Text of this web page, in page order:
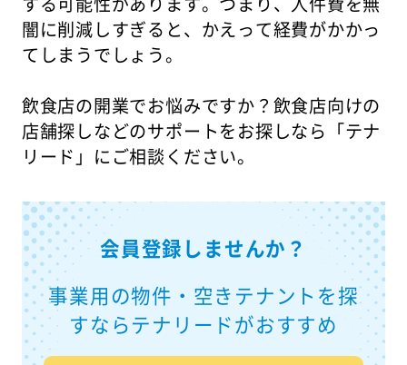
闇に削減しすぎると、かえって経費がかかっ
てしまうでしょう。
飲食店の開業でお悩みですか？飲食店向けの
店舗探しなどのサポートをお探しなら「テナ
リード」にご相談ください。
会員登録しませんか？
事業用の物件・空きテナントを探
すならテナリードがおすすめ